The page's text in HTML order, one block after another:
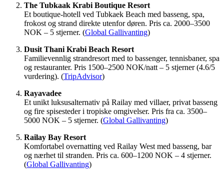
The Tubkaak Krabi Boutique Resort
Et boutique-hotell ved Tubkaek Beach med basseng, spa,
frokost og strand direkte utenfor døren. Pris ca. 2000–3500
NOK – 5 stjerner. (Global Gallivanting)
Dusit Thani Krabi Beach Resort
Familievennlig strandresort med to bassenger, tennisbaner, spa
og restauranter. Pris 1500–2500 NOK/natt – 5 stjerner (4.6/5
vurdering). (TripAdvisor)
Rayavadee
Et unikt luksusalternativ på Railay med villaer, privat basseng
og fire spisesteder i tropiske omgivelser. Pris fra ca. 3500–
5000 NOK – 5 stjerner. (Global Gallivanting)
Railay Bay Resort
Komfortabel overnatting ved Railay West med basseng, bar
og nærhet til stranden. Pris ca. 600–1200 NOK – 4 stjerner.
(Global Gallivanting)